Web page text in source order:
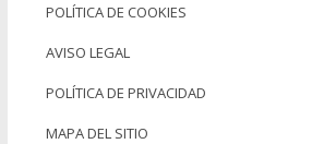
POLÍTICA DE COOKIES
AVISO LEGAL
POLÍTICA DE PRIVACIDAD
MAPA DEL SITIO